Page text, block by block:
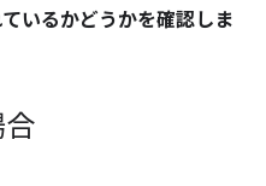
いるかどうかを確認しま